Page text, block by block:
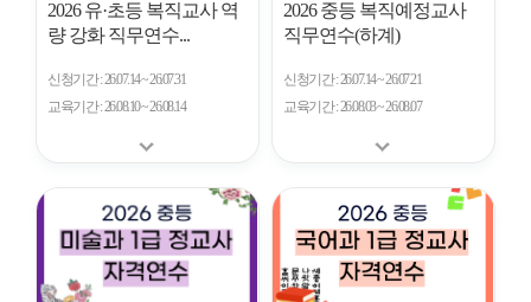
2026 유·초등 복직교사 역
량 강화 직무연수...
신청기간 26.07.14 ~ 26.07.31
교육기간 26.08.10 ~ 26.08.14
2026 중등 복직예정교사
직무연수(하계)
신청기간 26.07.14 ~ 26.07.21
교육기간 26.08.03 ~ 26.08.07